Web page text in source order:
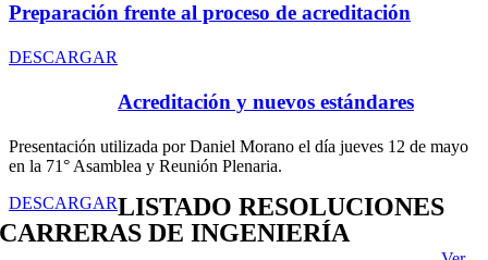
Preparación frente al proceso de acreditación
DESCARGAR
Acreditación y nuevos estándares
Presentación utilizada por Daniel Morano el día jueves 12 de mayo
en la 71° Asamblea y Reunión Plenaria.
DESCARGARLISTADO RESOLUCIONES
CARRERAS DE INGENIERÍA